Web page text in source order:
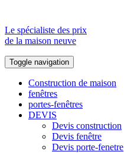
Le spécialiste des prix
de la maison neuve
Toggle navigation
Construction de maison
fenêtres
portes-fenêtres
DEVIS
Devis construction
Devis fenêtre
Devis porte-fenetre